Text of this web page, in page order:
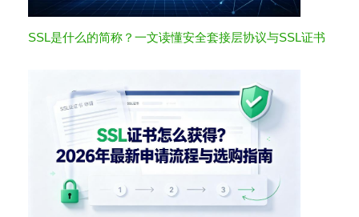
SSL是什么的简称？一文读懂安全套接层协议与SSL证书